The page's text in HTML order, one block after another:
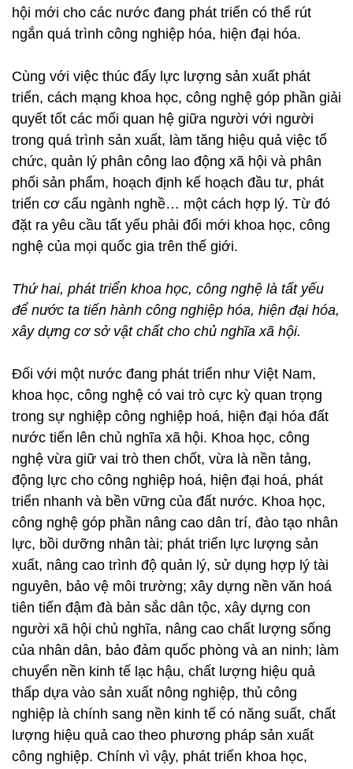
hội mới cho các nước đang phát triển có thể rút
ngắn quá trình công nghiệp hóa, hiện đại hóa.
Cùng với việc thúc đẩy lực lượng sản xuất phát
triển, cách mạng khoa học, công nghệ góp phần giải
quyết tốt các mối quan hệ giữa người với người
trong quá trình sản xuất, làm tăng hiệu quả việc tổ
chức, quản lý phân công lao động xã hội và phân
phối sản phẩm, hoạch định kế hoạch đầu tư, phát
triển cơ cấu ngành nghề… một cách hợp lý. Từ đó
đặt ra yêu cầu tất yếu phải đổi mới khoa học, công
nghệ của mọi quốc gia trên thế giới.
Thứ hai, phát triển khoa học, công nghệ là tất yếu
để nước ta tiến hành công nghiệp hóa, hiện đại hóa,
xây dựng cơ sở vật chất cho chủ nghĩa xã hội.
Đối với một nước đang phát triển như Việt Nam,
khoa học, công nghệ có vai trò cực kỳ quan trọng
trong sự nghiệp công nghiệp hoá, hiện đại hóa đất
nước tiến lên chủ nghĩa xã hội. Khoa học, công
nghệ vừa giữ vai trò then chốt, vừa là nền tảng,
động lực cho công nghiệp hoá, hiện đại hoá, phát
triển nhanh và bền vững của đất nước. Khoa học,
công nghệ góp phần nâng cao dân trí, đào tạo nhân
lực, bồi dưỡng nhân tài; phát triển lực lượng sản
xuất, nâng cao trình độ quản lý, sử dụng hợp lý tài
nguyên, bảo vệ môi trường; xây dựng nền văn hoá
tiên tiến đậm đà bản sắc dân tộc, xây dựng con
người xã hội chủ nghĩa, nâng cao chất lượng sống
của nhân dân, bảo đảm quốc phòng và an ninh; làm
chuyển nền kinh tế lạc hậu, chất lượng hiệu quả
thấp dựa vào sản xuất nông nghiệp, thủ công
nghiệp là chính sang nền kinh tế có năng suất, chất
lượng hiệu quả cao theo phương pháp sản xuất
công nghiệp. Chính vì vậy, phát triển khoa học,